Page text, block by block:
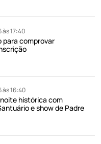
às 17:40
para comprovar
às 16:40
histórica com
e show de Padre